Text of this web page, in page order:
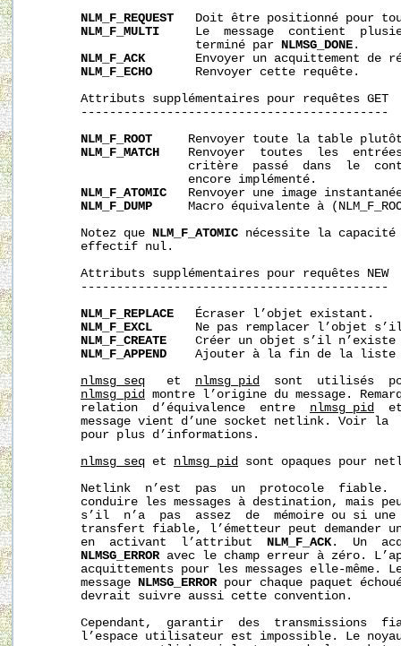
NLM_F_REQUEST
Doit être positionné pour
NLM_F_MULTI
Le  message  contient
                       terminé par
NLMSG_DONE .
NLM_F_ACK
Envoyer un acquittement de
NLM_F_ECHO
      Renvoyer cette requête.
       Attributs supplémentaires pour requêtes GET
       -------------------------------------------
NLM_F_ROOT
Renvoyer toute la table
NLM_F_MATCH
Renvoyer  toutes  les
critère  passé  dans  le
                      encore implémenté.
NLM_F_ATOMIC
Renvoyer une image
NLM_F_DUMP
Macro équivalente à
       Notez que
NLM_F_ATOMIC nécessite la
       effectif nul.
       Attributs supplémentaires pour requêtes NEW
       -------------------------------------------
NLM_F_REPLACE
   Écraser l’objet existant.
NLM_F_EXCL
Ne pas remplacer l’objet
NLM_F_CREATE
Créer un objet s’il n’existe
NLM_F_APPEND
Ajouter à la fin de la liste
nlmsg_seq
   et
nlmsg_pid
sont  utilisés
nlmsg_pid montre l’origine du message.
       relation  d’équivalence  entre
nlmsg_pid
message vient d’une socket netlink. Voir
       pour plus d’informations.
nlmsg_seq et nlmsg_pid sont opaques pour
Netlink  n’est  pas  un  protocole  fiable.
conduire les messages à destination, mais
s’il  n’a  pas  assez  de  mémoire ou si
transfert fiable, l’émetteur peut demander
       en  activant  l’attribut
NLM_F_ACK.  Un
NLMSG_ERROR avec le champ erreur à zéro.
acquittements pour les messages elle-même.
       message
NLMSG_ERROR pour chaque paquet
       devrait suivre aussi cette convention.
Cependant,  garantir  des  transmissions
l’espace utilisateur est impossible. Le